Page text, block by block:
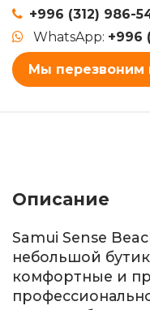
+996 (312) 986-
WhatsApp: +996
Мы перезвоним
Описание
Samui Sense
небольшой
комфортные и